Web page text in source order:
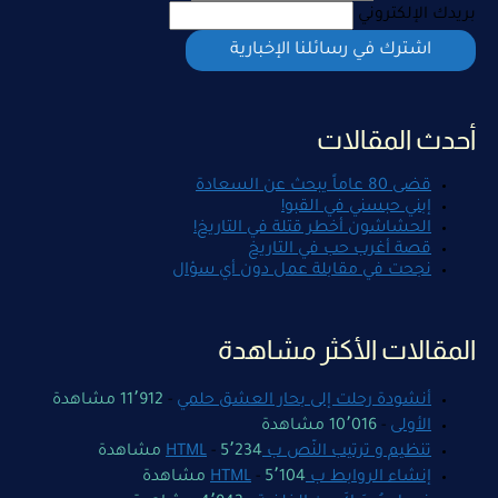
بريدك الإلكتروني
أحدث المقالات
قضى 80 عاماً يبحث عن السعادة
إبني حبسني في القبو!
الحشاشون أخطر قتلة في التاريخ!
قصة أغرب حب في التاريخ
نجحت في مقابلة عمل دون أي سؤال
المقالات الأكثر مشاهدة
أنشودة رحلت إلى بحار العشق حلمي - 11٬912 مشاهدة
الأولى - 10٬016 مشاهدة
تنظيم و ترتيب النّص ب HTML
- 5٬234 مشاهدة
إنشاء الروابط ب HTML
- 5٬104 مشاهدة